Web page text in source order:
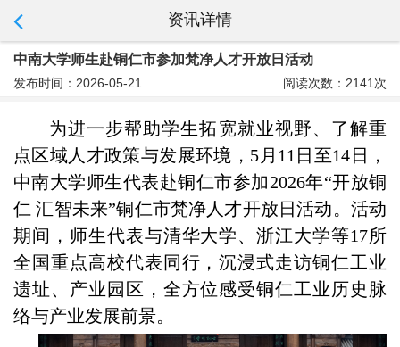
资讯详情
中南大学师生赴铜仁市参加梵净人才开放日活动
发布时间：2026-05-21 阅读次数：2141次
为进一步帮助学生拓宽就业视野、了解重
点区域人才政策与发展环境， 5 月 11 日至14 日，
中南大学师生代表赴铜仁市参加2026年“开放铜
仁 汇智未来”铜仁市梵净人才开放日活动。活动
期间，师生代表与清华大学、浙江大学等17所
全国重点高校代表同行，沉浸式走访铜仁工业
遗址、 产业园区，全方位感受铜仁工业历史脉
络与产业发展前景。